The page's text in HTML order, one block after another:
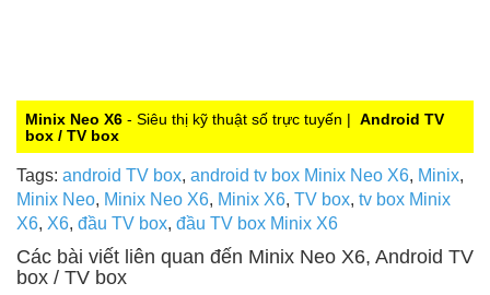
Minix Neo X6 - Siêu thị kỹ thuật số trực tuyến | Android TV
box / TV box
Tags: android TV box, android tv box Minix Neo X6, Minix,
Minix Neo, Minix Neo X6, Minix X6, TV box, tv box Minix
X6, X6, đầu TV box, đầu TV box Minix X6
Các bài viết liên quan đến Minix Neo X6, Android TV
box / TV box